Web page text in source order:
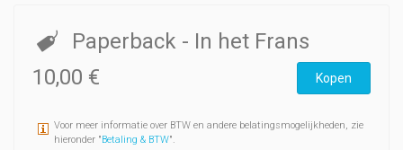
dont la photographie constitue l'emblème le plus significatif.
Ce premier volet ouvre le questionnement sur les cultures
visuelles au XIXe siècle, à travers l'histoire des idées et des
Paperback - In het Frans
10,00 €
Kopen
Voor meer informatie over BTW en andere belatingsmogelijkheden, zie
hieronder "Betaling & BTW".